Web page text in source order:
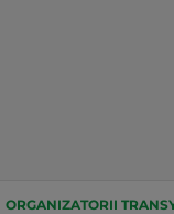
ORGANIZATORII